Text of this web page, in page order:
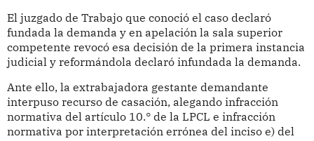
El juzgado de Trabajo que conoció el caso declaró
fundada la demanda y en apelación la sala superior
competente revocó esa decisión de la primera instancia
judicial y reformándola declaró infundada la demanda.
Ante ello, la extrabajadora gestante demandante
interpuso recurso de casación, alegando infracción
normativa del artículo 10.° de la LPCL e infracción
normativa por interpretación errónea del inciso e) del